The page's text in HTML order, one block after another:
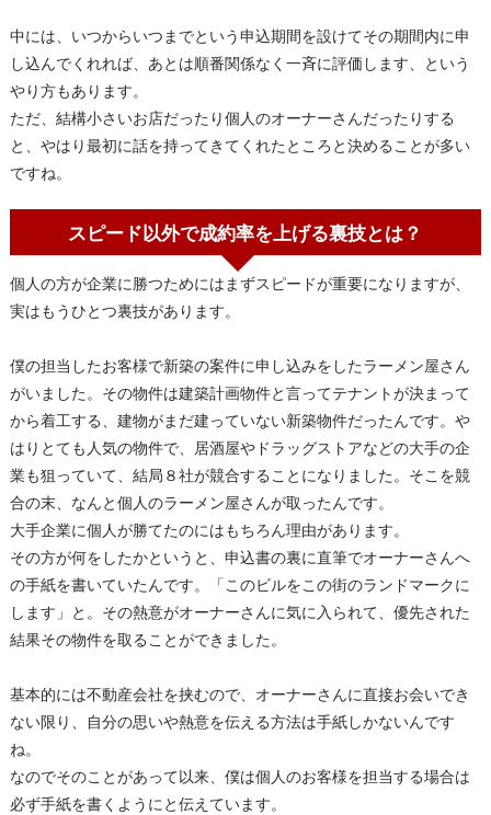
中には、いつからいつまでという申込期間を設けてその期間内に申
し込んでくれれば、あとは順番関係なく一斉に評価します、という
やり方もあります。
ただ、結構小さいお店だったり個人のオーナーさんだったりする
と、やはり最初に話を持ってきてくれたところと決めることが多い
ですね。
スピード以外で成約率を上げる裏技とは？
個人の方が企業に勝つためにはまずスピードが重要になりますが、
実はもうひとつ裏技があります。
僕の担当したお客様で新築の案件に申し込みをしたラーメン屋さん
がいました。その物件は建築計画物件と言ってテナントが決まって
から着工する、建物がまだ建っていない新築物件だったんです。や
はりとても人気の物件で、居酒屋やドラッグストアなどの大手の企
業も狙っていて、結局８社が競合することになりました。そこを競
合の末、なんと個人のラーメン屋さんが取ったんです。
大手企業に個人が勝てたのにはもちろん理由があります。
その方が何をしたかというと、申込書の裏に直筆でオーナーさんへ
の手紙を書いていたんです。「このビルをこの街のランドマークに
します」と。その熱意がオーナーさんに気に入られて、優先された
結果その物件を取ることができました。
基本的には不動産会社を挟むので、オーナーさんに直接お会いでき
ない限り、自分の思いや熱意を伝える方法は手紙しかないんです
ね。
なのでそのことがあって以来、僕は個人のお客様を担当する場合は
必ず手紙を書くようにと伝えています。